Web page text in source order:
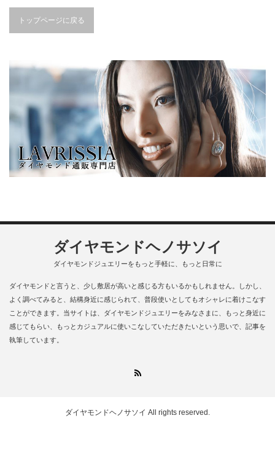
トップページに戻る
ダイヤモンドヘノサソイ
ダイヤモンドジュエリーをもっと手軽に、もっと日常に
ダイヤモンドと言うと、少し敷居が高いと感じる方もいるかもしれません。しかし、
よく調べてみると、結構身近に感じられて、普段使いとしてもオシャレに着けこなす
ことができます。当サイトは、ダイヤモンドジュエリーをみなさまに、もっと身近に
感じてもらい、もっとカジュアルに使いこなしていただきたいという思いで、記事を
執筆しています。
ダイヤモンドヘノサソイ All rights reserved.